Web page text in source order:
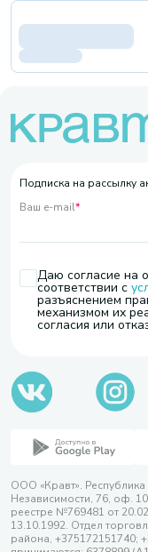
Подписка на рассылку
Ваш e-mail*
Даю согласие на
соответствии с
разъяснением
механизмом их
согласия или
ООО «Кравт». Республика
Независимости, 76, оф.
реестре №769481 от
13.10.1992. Отдел
района, +375172151740;